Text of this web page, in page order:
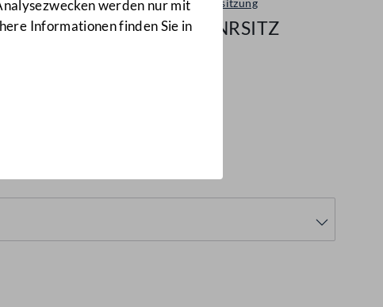
werden nur mit
Informationen finden Sie in
Plenarsitzung
62/NRSITZ